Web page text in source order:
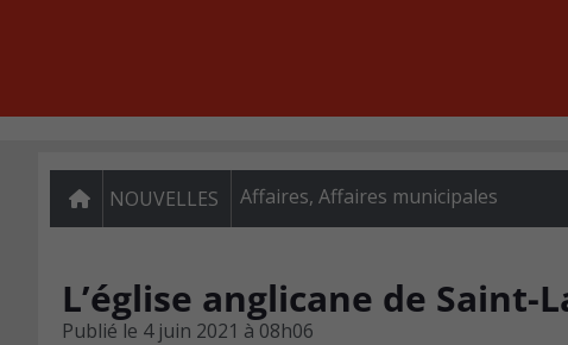
NOUVELLES Affaires, Affaires municipales
L’église anglicane de
Publié le 4 juin 2021 à 08h06